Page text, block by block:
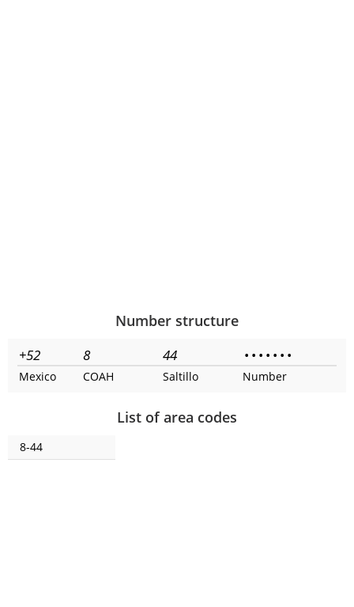
Number structure
+52 8 44 • • • • • • •
Mexico COAH Saltillo Number
List of area codes
8-44